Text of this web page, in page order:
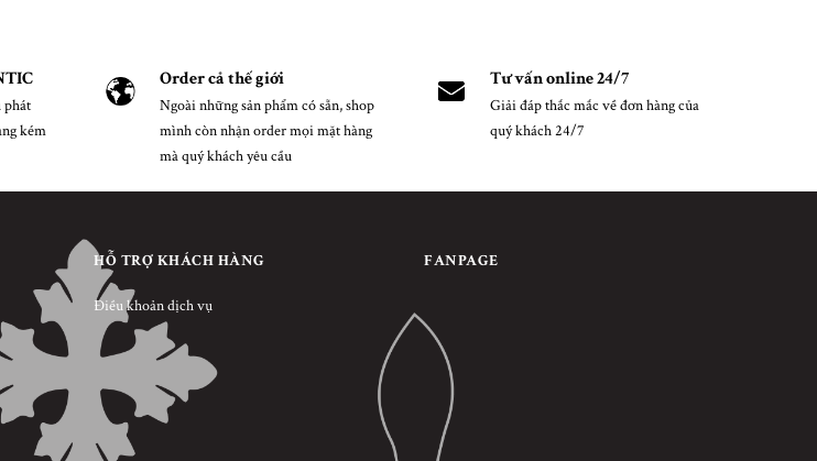
phát
kém
Order cả thế giới
Ngoài những sản phẩm có sẵn, shop
mình còn nhận order mọi mặt hàng
mà quý khách yêu cầu
Tư vấn online 24/7
Giải đáp thắc mắc về đơn hàng của
quý khách 24/7
HỖ TRỢ KHÁCH HÀNG
Điều khoản dịch vụ
FANPAGE